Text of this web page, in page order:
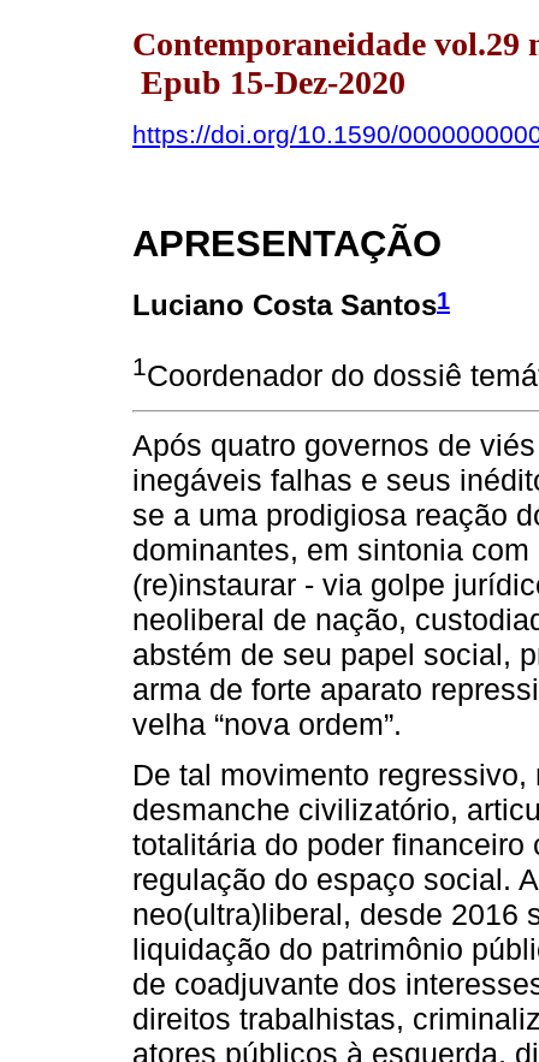
Contemporaneidade vol.29
Epub 15-Dez-2020
https://doi.org/10.1590/
APRESENTAÇÃO
Luciano Costa Santos1
1Coordenador do dossiê
Após quatro governos de
inegáveis falhas e seus
se a uma prodigiosa reação
dominantes, em sintonia
(re)instaurar - via golpe
neoliberal de nação,
abstém de seu papel social,
arma de forte aparato
velha “nova ordem”.
De tal movimento
desmanche civilizatório,
totalitária do poder
regulação do espaço social.
neo(ultra)liberal, desde 2016
liquidação do patrimônio
de coadjuvante dos
direitos trabalhistas,
atores públicos à esquerda,